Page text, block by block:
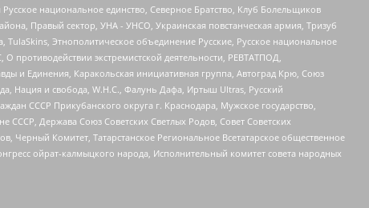
национальное единство, Северное Братство, Клуб Болельщиков
Правый сектор, УНА - УНСО, Украинская повстанческая армия, Тризуб
Этнополитическое объединение Русские, Русское национальное
экстремистской деятельности, РЕВТАТПОД,
и Единения, Каракольская инициативная группа, Автоград Крю, Союз
Нация и свобода, W.H.С., Фалунь Дафа, Иртыш Ultras, Русский
СССР Прикубанского округа г. Краснодара, Мужское государство,
Держава Союз Советских Светлых Родов, Совет Советских
Черный Комитет, Татарстанское Региональное Всетатарское общественное
ойрат-калмыцкого народа, Исполнительный комитет совета народных